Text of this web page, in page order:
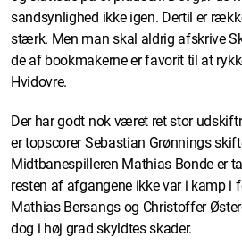
sandsynlighed ikke igen. Dertil er
stærk. Men man skal aldrig afskrive
de af bookmakerne er favorit til at
Hvidovre.
Der har godt nok været ret stor
er topscorer Sebastian Grønnings
Midtbanespilleren Mathias Bonde er
resten af afgangene ikke var i kamp i
Mathias Bersangs og Christoffer
dog i høj grad skyldtes skader.